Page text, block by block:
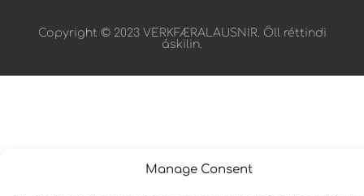
Manage Consent
Copyright © 2023 VERKFÆRALAUSNIR. Öll réttindi
áskilin.